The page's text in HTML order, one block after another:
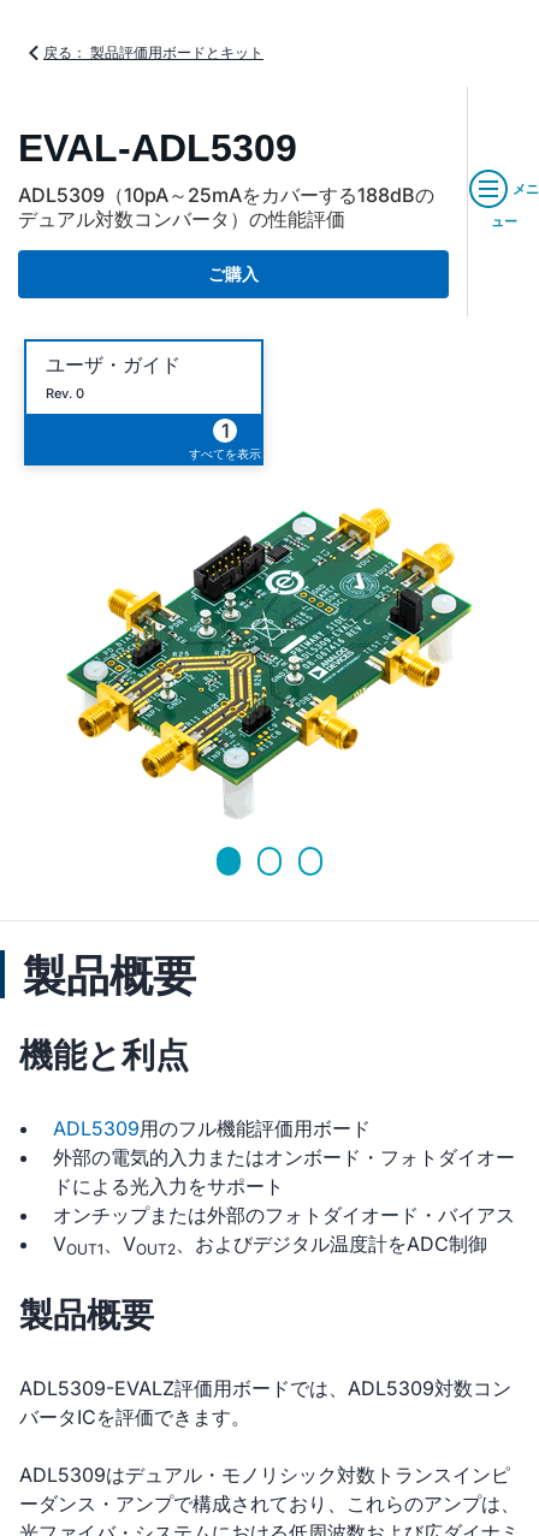
戻る： 製品評価用ボードとキット
EVAL-ADL5309
ADL5309（10pA～25mAをカバーする188dBの
デュアル対数コンバータ）の性能評価
ご購入
メニ
ュー
ユーザ・ガイド
Rev. 0
1
すべてを表示
製品概要
機能と利点
ADL5309用のフル機能評価用ボード
外部の電気的入力またはオンボード・フォトダイオー
ドによる光入力をサポート
オンチップまたは外部のフォトダイオード・バイアス
VOUT1 、VOUT2、およびデジタル温度計をADC制御
製品概要
ADL5309-EVALZ評価用ボードでは、ADL5309対数コン
バータICを評価できます。
ADL5309はデュアル・モノリシック対数トランスインピ
ーダンス・アンプで構成されており、これらのアンプは、